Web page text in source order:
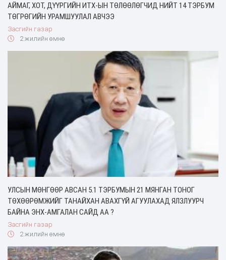
АЙМАГ, ХОТ, ДҮҮРГИЙН ИТХ-ЫН ТӨЛӨӨЛӨГЧИД НИЙТ 14 ТЭРБУМ
ТӨГРӨГИЙН УРАМШУУЛАЛ АВЧЭЭ
Засгийн газар
2 жилийн өмнө
УЛСЫН МӨНГӨӨР АВСАН 5.1 ТЭРБУМЫН 21 МЯНГАН ТОНОГ
ТӨХӨӨРӨМЖИЙГ ТАНАЙХАН АВАХГҮЙ АГУУЛАХАД ЯЛЗЛУУРЧ
БАЙНА ЭНХ-АМГАЛАН САЙД АА ?
Засгийн газар
2 жилийн өмнө